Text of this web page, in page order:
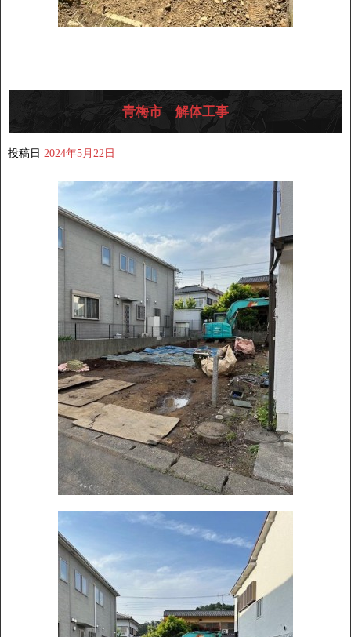
青梅市 解体工事
投稿日 2024年5月22日